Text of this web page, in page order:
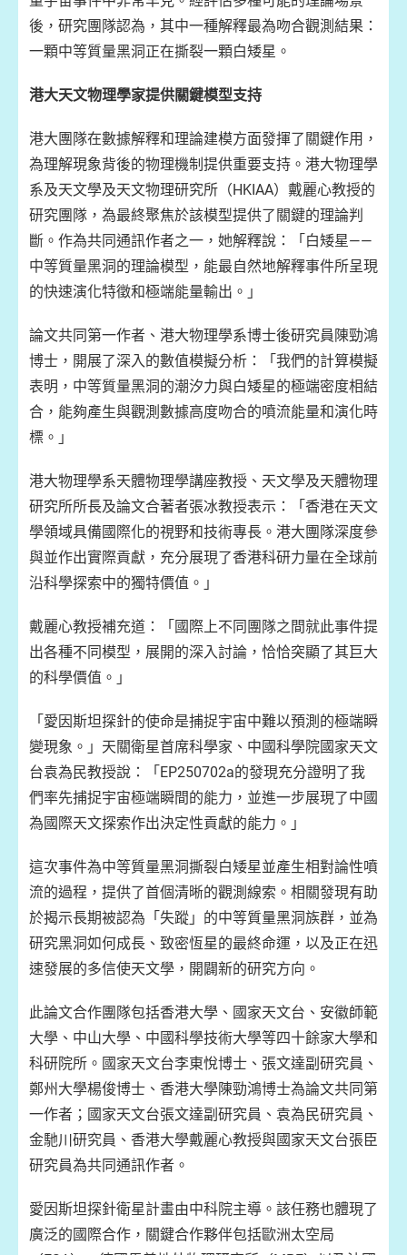
後，研究團隊認為，其中一種解釋最為吻合觀測結果：
一顆中等質量黑洞正在撕裂一顆白矮星。
港大天文物理學家提供關鍵模型支持
港大團隊在數據解釋和理論建模方面發揮了關鍵作用，
為理解現象背後的物理機制提供重要支持。港大物理學
系及天文學及天文物理研究所（HKIAA）戴麗心教授的
研究團隊，為最終聚焦於該模型提供了關鍵的理論判
斷。作為共同通訊作者之一，她解釋說：「白矮星——
中等質量黑洞的理論模型，能最自然地解釋事件所呈現
的快速演化特徵和極端能量輸出。」
論文共同第一作者、港大物理學系博士後研究員陳勁鴻
博士，開展了深入的數值模擬分析：「我們的計算模擬
表明，中等質量黑洞的潮汐力與白矮星的極端密度相結
合，能夠產生與觀測數據高度吻合的噴流能量和演化時
標。」
港大物理學系天體物理學講座教授、天文學及天體物理
研究所所長及論文合著者張冰教授表示：「香港在天文
學領域具備國際化的視野和技術專長。港大團隊深度參
與並作出實際貢獻，充分展現了香港科研力量在全球前
沿科學探索中的獨特價值。」
戴麗心教授補充道：「國際上不同團隊之間就此事件提
出各種不同模型，展開的深入討論，恰恰突顯了其巨大
的科學價值。」
「愛因斯坦探針的使命是捕捉宇宙中難以預測的極端瞬
變現象。」天關衛星首席科學家、中國科學院國家天文
台袁為民教授說：「EP250702a的發現充分證明了我
們率先捕捉宇宙極端瞬間的能力，並進一步展現了中國
為國際天文探索作出決定性貢獻的能力。」
這次事件為中等質量黑洞撕裂白矮星並產生相對論性噴
流的過程，提供了首個清晰的觀測線索。相關發現有助
於揭示長期被認為「失蹤」的中等質量黑洞族群，並為
研究黑洞如何成長、致密恆星的最終命運，以及正在迅
速發展的多信使天文學，開闢新的研究方向。
此論文合作團隊包括香港大學、國家天文台、安徽師範
大學、中山大學、中國科學技術大學等四十餘家大學和
科研院所。國家天文台李東悅博士、張文達副研究員、
鄭州大學楊俊博士、香港大學陳勁鴻博士為論文共同第
一作者；國家天文台張文達副研究員、袁為民研究員、
金馳川研究員、香港大學戴麗心教授與國家天文台張臣
研究員為共同通訊作者。
愛因斯坦探針衛星計畫由中科院主導。該任務也體現了
廣泛的國際合作，關鍵合作夥伴包括歐洲太空局